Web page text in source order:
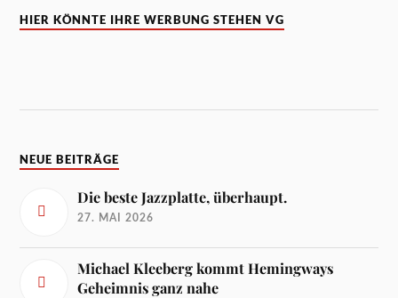
HIER KÖNNTE IHRE WERBUNG STEHEN VG
NEUE BEITRÄGE
Die beste Jazzplatte, überhaupt.
27. MAI 2026
Michael Kleeberg kommt Hemingways
Geheimnis ganz nahe